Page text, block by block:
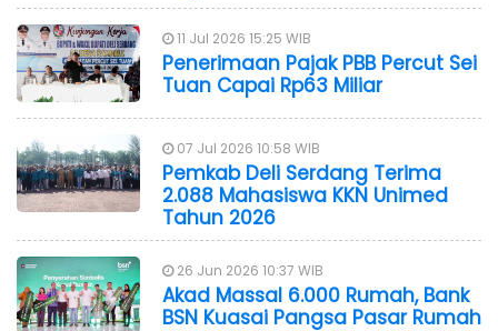
11 Jul 2026 15:25 WIB
Penerimaan Pajak PBB Percut Sei
Tuan Capai Rp63 Miliar
07 Jul 2026 10:58 WIB
Pemkab Deli Serdang Terima
2.088 Mahasiswa KKN Unimed
Tahun 2026
26 Jun 2026 10:37 WIB
Akad Massal 6.000 Rumah, Bank
BSN Kuasai Pangsa Pasar Rumah